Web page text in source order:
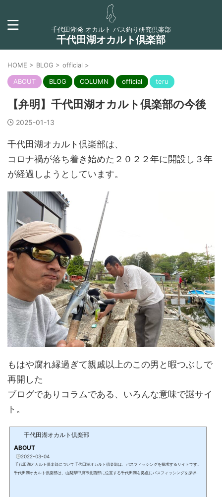
千代田湖発 オカルト バス釣り研究倶楽部
千代田湖オカルト倶楽部
HOME > BLOG > official >
ABOUT BLOG COLUMN official teru
【弁明】千代田湖オカルト倶楽部の今後
2025-01-13
千代田湖オカルト倶楽部は、
コロナ禍が落ち着き始めた２０２２年に開設し３年
が経過しようとしています。
もはや腐れ縁過ぎて親戚以上のこの男と暇つぶしで
再開した
ブログでありコラムである、いろんな意味で謎サイ
ト。
千代田湖オカルト倶楽部
ABOUT
2022-03-04
千代田湖オカルト倶楽部について千代田湖オカルト倶楽部は、バスフィッシングを探求するサイトです。
千代田湖オカルト倶楽部は、山梨県甲府市北西部に位置する千代田湖を拠点にバスフィッシングを探求し